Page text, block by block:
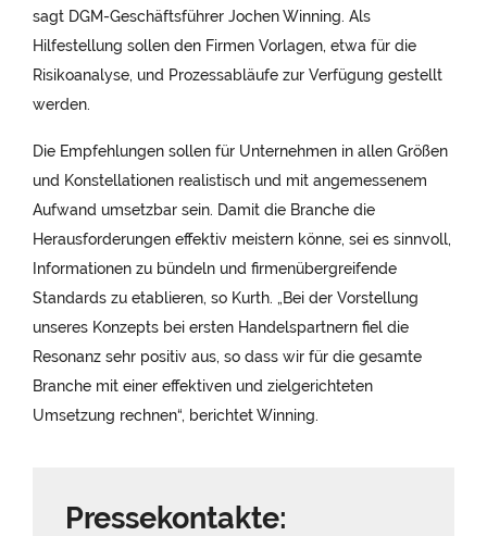
sagt DGM-Geschäftsführer Jochen Winning. Als
Hilfestellung sollen den Firmen Vorlagen, etwa für die
Risikoanalyse, und Prozessabläufe zur Verfügung gestellt
werden.
Die Empfehlungen sollen für Unternehmen in allen Größen
und Konstellationen realistisch und mit angemessenem
Aufwand umsetzbar sein. Damit die Branche die
Herausforderungen effektiv meistern könne, sei es sinnvoll,
Informationen zu bündeln und firmenübergreifende
Standards zu etablieren, so Kurth. „Bei der Vorstellung
unseres Konzepts bei ersten Handelspartnern fiel die
Resonanz sehr positiv aus, so dass wir für die gesamte
Branche mit einer effektiven und zielgerichteten
Umsetzung rechnen“, berichtet Winning.
Pressekontakte: